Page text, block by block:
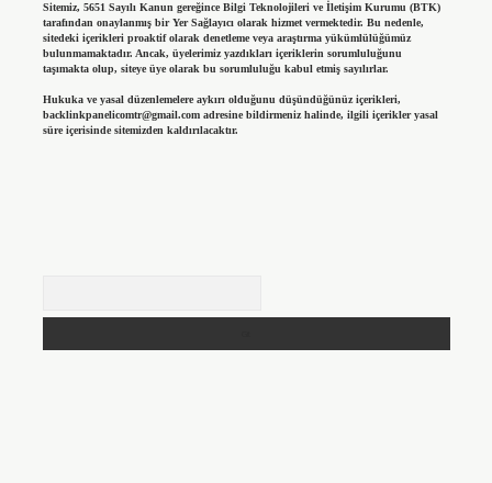
Sitemiz, 5651 Sayılı Kanun gereğince Bilgi Teknolojileri ve İletişim Kurumu (BTK)
tarafından onaylanmış bir Yer Sağlayıcı olarak hizmet vermektedir. Bu nedenle,
sitedeki içerikleri proaktif olarak denetleme veya araştırma yükümlülüğümüz
bulunmamaktadır. Ancak, üyelerimiz yazdıkları içeriklerin sorumluluğunu
taşımakta olup, siteye üye olarak bu sorumluluğu kabul etmiş sayılırlar.
Hukuka ve yasal düzenlemelere aykırı olduğunu düşündüğünüz içerikleri,
backlinkpanelicomtr@gmail.comadresine bildirmeniz halinde, ilgili içerikler yasal
süre içerisinde sitemizden kaldırılacaktır.